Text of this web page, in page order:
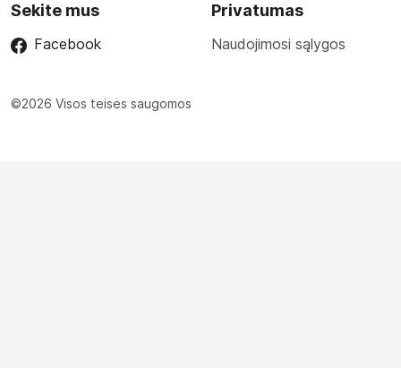
Sekite mus
Facebook
Privatumas
Naudojimosi sąlygos
©2026 Visos teisės saugomos